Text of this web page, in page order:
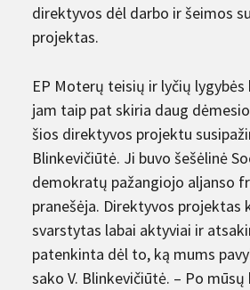
direktyvos dėl darbo ir šeimos
projektas.
EP Moterų teisių ir lyčių
jam taip pat skiria daug
šios direktyvos projektu
Blinkevičiūtė. Ji buvo šešėlinė
demokratų pažangiojo aljanso
pranešėja. Direktyvos projektas
svarstytas labai aktyviai ir
patenkinta dėl to, ką mums
sako V. Blinkevičiūtė. – Po